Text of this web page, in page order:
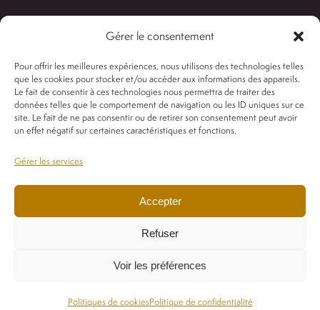
Gérer le consentement
Pour offrir les meilleures expériences, nous utilisons des technologies telles
que les cookies pour stocker et/ou accéder aux informations des appareils.
Le fait de consentir à ces technologies nous permettra de traiter des
données telles que le comportement de navigation ou les ID uniques sur ce
site. Le fait de ne pas consentir ou de retirer son consentement peut avoir
un effet négatif sur certaines caractéristiques et fonctions.
Gérer les services
Accepter
Refuser
Voir les préférences
Politiques de cookiesPolitique de confidentialité
Les Années Fleurs
Les Années Fleurs Wedding
Les Années Fleurs
& Agence Miyou